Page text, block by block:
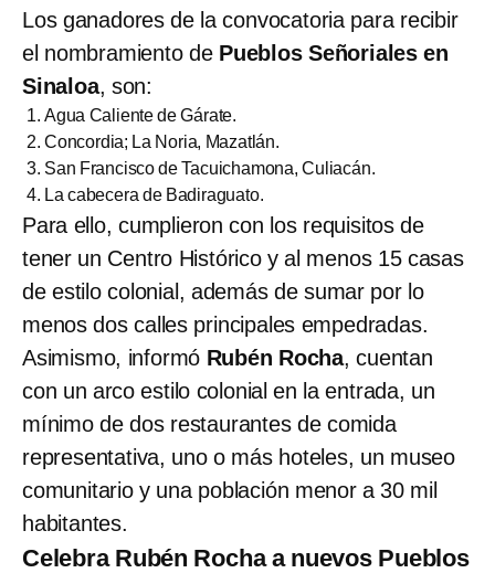
Los ganadores de la convocatoria para recibir
el nombramiento de Pueblos Señoriales en
Sinaloa, son:
Agua Caliente de Gárate.
Concordia; La Noria, Mazatlán.
San Francisco de Tacuichamona, Culiacán.
La cabecera de Badiraguato.
Para ello, cumplieron con los requisitos de
tener un Centro Histórico y al menos 15 casas
de estilo colonial, además de sumar por lo
menos dos calles principales empedradas.
Asimismo, informó Rubén Rocha, cuentan
con un arco estilo colonial en la entrada, un
mínimo de dos restaurantes de comida
representativa, uno o más hoteles, un museo
comunitario y una población menor a 30 mil
habitantes.
Celebra Rubén Rocha a nuevos Pueblos